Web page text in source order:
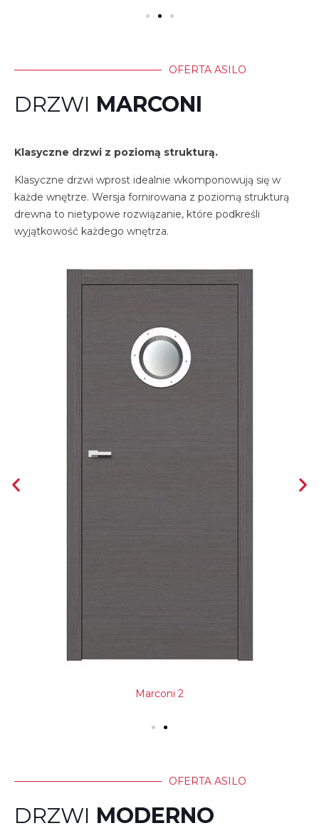
Marconi 2
OFERTA ASILO
DRZWI MARCONI
Klasyczne drzwi z poziomą strukturą.
Klasyczne drzwi wprost idealnie wkomponowują się w
każde wnętrze. Wersja fornirowana z poziomą strukturą
drewna to nietypowe rozwiązanie, które podkreśli
wyjątkowość każdego wnętrza.
OFERTA ASILO
DRZWI MODERNO